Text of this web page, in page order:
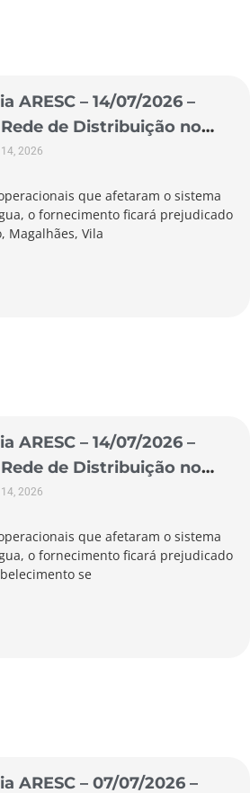
ARESC – 14/07/2026 –
de Distribuição no
2026
que afetaram o sistema
o fornecimento ficará prejudicado
Magalhães, Vila
ARESC – 14/07/2026 –
de Distribuição no
2026
que afetaram o sistema
o fornecimento ficará prejudicado
se
ARESC – 07/07/2026 –